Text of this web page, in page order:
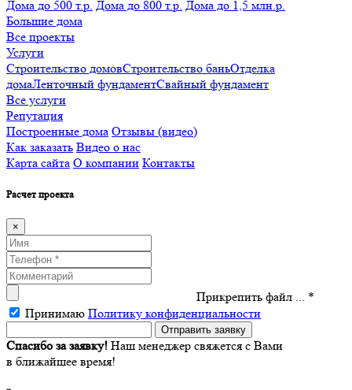
Дома до 500 т.р. Дома до 800 т.р. Дома до 1,5 млн.р.
Большие дома
Все проекты
Услуги
Строительство домовСтроительство баньОтделка
домаЛенточный фундаментСвайный фундамент
Все услуги
Репутация
Построенные дома Отзывы (видео)
Как заказать Видео о нас
Карта сайта О компании Контакты
Расчет проекта
×
Прикрепить файл ... *
Принимаю Политику конфиденциальности
Спасибо за заявку! Наш менеджер свяжется с Вами
в ближайшее время!